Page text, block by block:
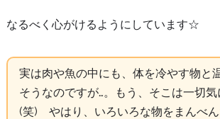
なるべく心がけるようにしています☆
実は肉や魚の中にも、体を冷やす物と
そうなのですが…。もう、そこは一切
(笑) やはり、いろいろな物をまんべん